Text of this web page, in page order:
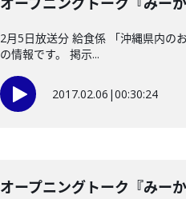
2月5日放送分 給食係 「沖縄県内の
の情報です。 掲示...
2017.02.06 |00:30:24
オープニングトーク『みー